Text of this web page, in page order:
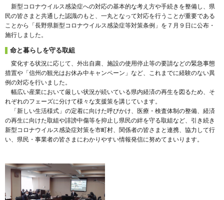
新型コロナウイルス感染症への対応の基本的な考え方や手続きを整備し、県
民の皆さまと共通した認識のもと、一丸となって対応を行うことが重要である
ことから「長野県新型コロナウイルス感染症等対策条例」を７月９日に公布・
施行しました。
命と暮らしを守る取組
変化する状況に応じて、外出自粛、施設の使用停止等の要請などの緊急事態
措置や「信州の観光はお休み中キャンペーン」など、これまでに経験のない異
例の対応を行いました。
幅広い産業において厳しい状況が続いている県内経済の再生を図るため、そ
れぞれのフェーズに分けて様々な支援策を講じています。
「新しい生活様式」の定着に向けた呼びかけ、医療・検査体制の整備、経済
の再生に向けた取組や誹謗中傷等を抑止し県民の絆を守る取組など、引き続き
新型コロナウイルス感染症対策を市町村、関係者の皆さまと連携、協力して行
い、県民・事業者の皆さまにわかりやすい情報発信に努めてまいります。